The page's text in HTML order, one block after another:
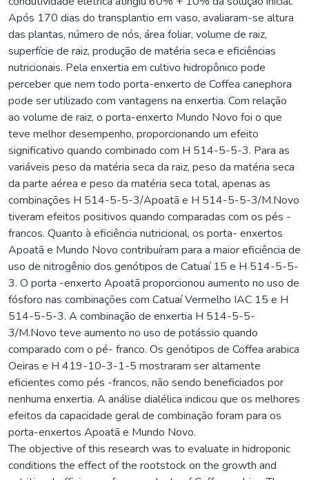
Após 170 dias do transplantio em vaso, avaliaram-se altura
das plantas, número de nós, área foliar, volume de raiz,
superfície de raiz, produção de matéria seca e eficiências
nutricionais. Pela enxertia em cultivo hidropônico pode
perceber que nem todo porta-enxerto de Coffea canephora
pode ser utilizado com vantagens na enxertia. Com relação
ao volume de raiz, o porta-enxerto Mundo Novo foi o que
teve melhor desempenho, proporcionando um efeito
significativo quando combinado com H 514-5-5-3. Para as
variáveis peso da matéria seca da raiz, peso da matéria seca
da parte aérea e peso da matéria seca total, apenas as
combinações H 514-5-5-3/Apoatã e H 514-5-5-3/M.Novo
tiveram efeitos positivos quando comparadas com os pés -
francos. Quanto à eficiência nutricional, os porta- enxertos
Apoatã e Mundo Novo contribuíram para a maior eficiência de
uso de nitrogênio dos genótipos de Catuaí 15 e H 514-5-5-
3. O porta -enxerto Apoatã proporcionou aumento no uso de
fósforo nas combinações com Catuaí Vermelho IAC 15 e H
514-5-5-3. A combinação de enxertia H 514-5-5-
3/M.Novo teve aumento no uso de potássio quando
comparado com o pé- franco. Os genótipos de Coffea arabica
Oeiras e H 419-10-3-1-5 mostraram ser altamente
eficientes como pés -francos, não sendo beneficiados por
nenhuma enxertia. A análise dialélica indicou que os melhores
efeitos da capacidade geral de combinação foram para os
porta-enxertos Apoatã e Mundo Novo.
The objective of this research was to evaluate in hidroponic
conditions the effect of the rootstock on the growth and